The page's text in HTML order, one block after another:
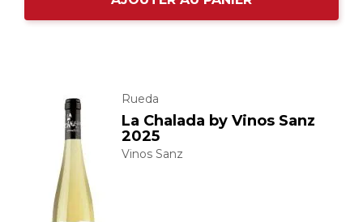
Rueda
La Chalada by Vinos Sanz
2025
Vinos Sanz